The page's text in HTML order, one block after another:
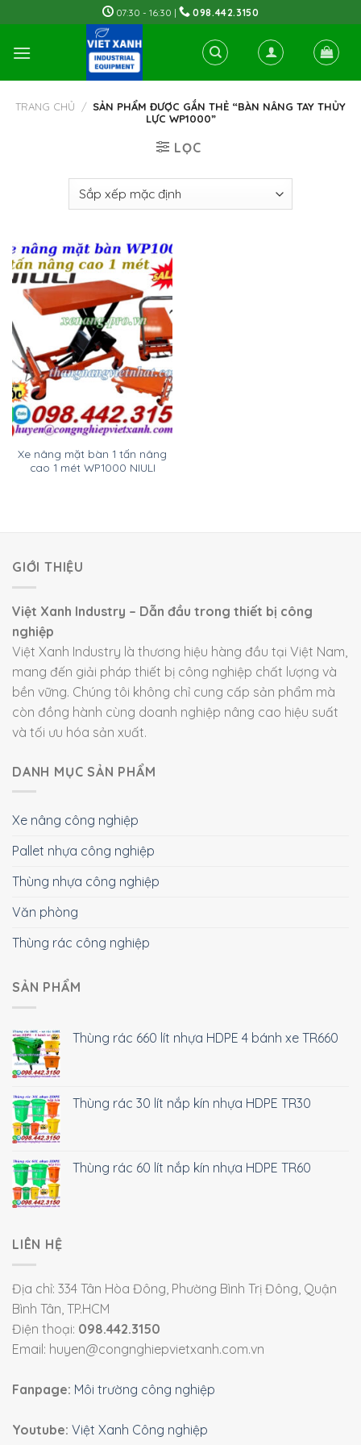
to
content
07:30 - 16:30 | 098.442.3150
TRANG CHỦ / SẢN PHẨM ĐƯỢC GẮN THẺ “BÀN NÂNG TAY THỦY
LỰC WP1000”
LỌC
Xe nâng mặt bàn 1 tấn nâng
cao 1 mét WP1000 NIULI
GIỚI THIỆU
Việt Xanh Industry – Dẫn đầu trong thiết bị công
nghiệp
Việt Xanh Industry là thương hiệu hàng đầu tại Việt Nam,
mang đến giải pháp thiết bị công nghiệp chất lượng và
bền vững. Chúng tôi không chỉ cung cấp sản phẩm mà
còn đồng hành cùng doanh nghiệp nâng cao hiệu suất
và tối ưu hóa sản xuất.
DANH MỤC SẢN PHẨM
Xe nâng công nghiệp
Pallet nhựa công nghiệp
Thùng nhựa công nghiệp
Văn phòng
Thùng rác công nghiệp
SẢN PHẨM
Thùng rác 660 lít nhựa HDPE 4 bánh xe TR660
Thùng rác 30 lít nắp kín nhựa HDPE TR30
Thùng rác 60 lít nắp kín nhựa HDPE TR60
LIÊN HỆ
Địa chỉ: 334 Tân Hòa Đông, Phường Bình Trị Đông, Quận
Bình Tân, TP.HCM
Điện thoại: 098.442.3150
Email: huyen@congnghiepvietxanh.com.vn
Fanpage: Môi trường công nghiệp
Youtube: Việt Xanh Công nghiệp